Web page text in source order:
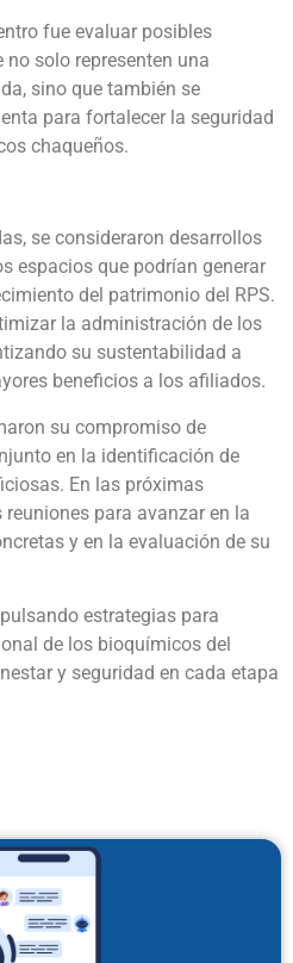
fue evaluar posibles
solo representen una
sino que también se
para fortalecer la seguridad
chaqueños.
se consideraron desarrollos
espacios que podrían generar
del patrimonio del RPS.
la administración de los
su sustentabilidad a
beneficios a los afiliados.
su compromiso de
en la identificación de
En las próximas
para avanzar en la
y en la evaluación de su
estrategias para
de los bioquímicos del
y seguridad en cada etapa